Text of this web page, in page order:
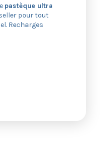
pastèque ultra
pour tout
Recharges